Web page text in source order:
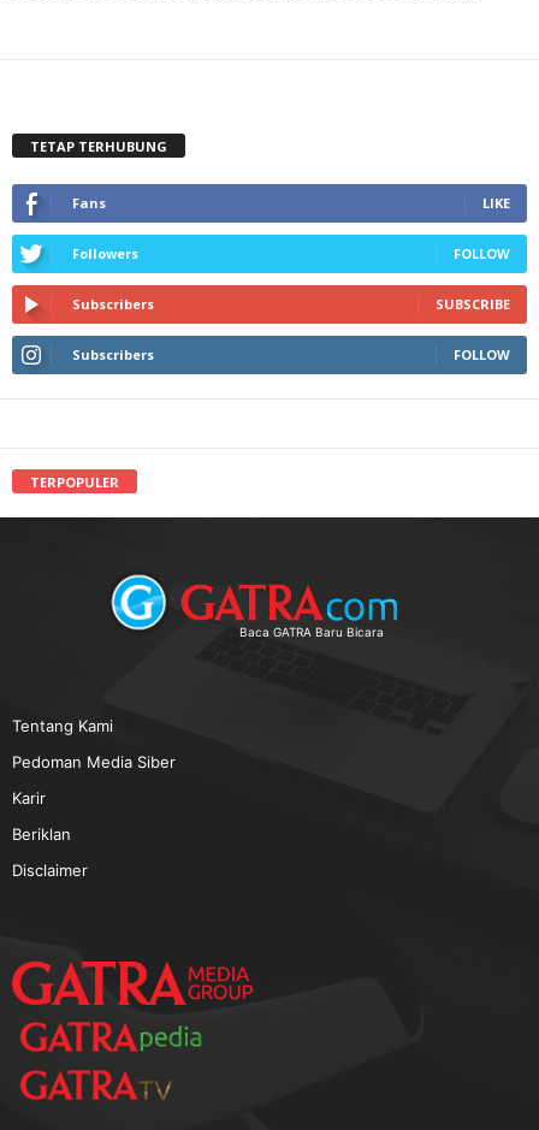
TETAP TERHUBUNG
Fans LIKE
Followers FOLLOW
Subscribers SUBSCRIBE
Subscribers FOLLOW
TERPOPULER